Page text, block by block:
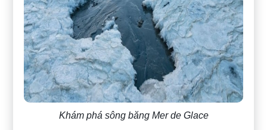
Khám phá sông băng Mer de Glace